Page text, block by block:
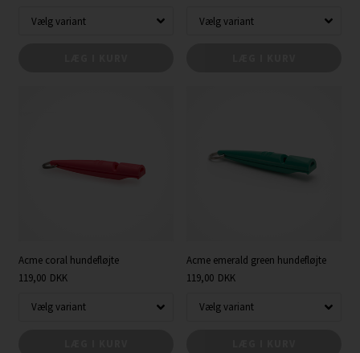
Acme coral hundefløjte
119,00 DKK
Acme emerald green hundefløjte
119,00 DKK